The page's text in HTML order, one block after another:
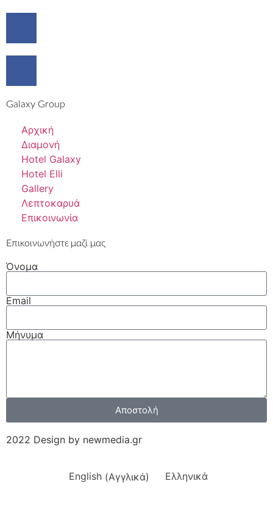
Galaxy Group
Αρχική
Διαμονή
Hotel Galaxy
Hotel Elli
Gallery
Λεπτοκαρυά
Επικοινωνία
Επικοινωνήστε μαζί μας
Όνομα
Email
Μήνυμα
Αποστολή
2022 Design by newmedia.gr
English (Αγγλικά) Ελληνικά